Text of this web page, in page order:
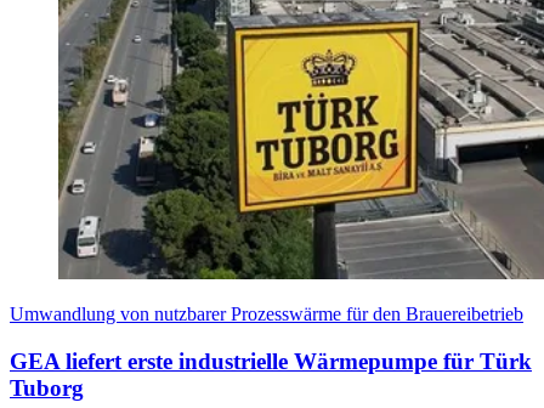
Umwandlung von nutzbarer Prozesswärme für den Brauereibetrieb
GEA liefert erste industrielle Wärmepumpe für Türk
Tuborg